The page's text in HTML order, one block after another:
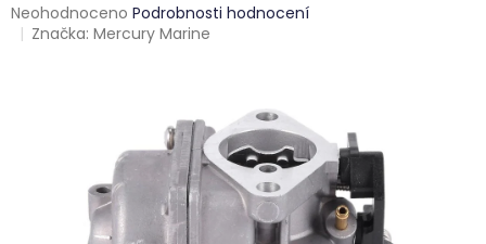
Průměrné
hodnocení
Neohodnoceno Podrobnosti hodnocení
Značka:Mercury Marine